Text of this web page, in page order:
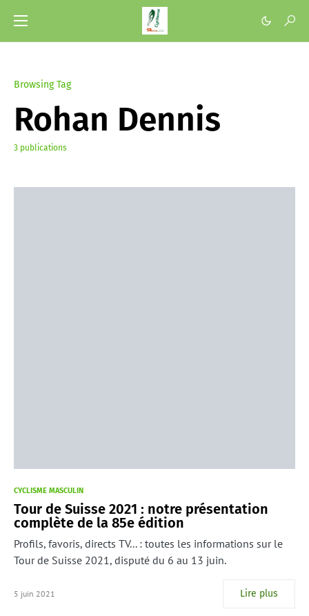
Browsing Tag
Rohan Dennis
3 publications
CYCLISME MASCULIN
Tour de Suisse 2021 : notre présentation
complète de la 85e édition
Profils, favoris, directs TV... : toutes les informations sur le
Tour de Suisse 2021, disputé du 6 au 13 juin.
5 juin 2021 Lire plus